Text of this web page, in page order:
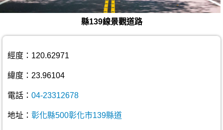
縣139線景觀道路
經度：120.62971
緯度：23.96104
電話： 04-23312678
地址： 彰化縣500彰化市139縣道